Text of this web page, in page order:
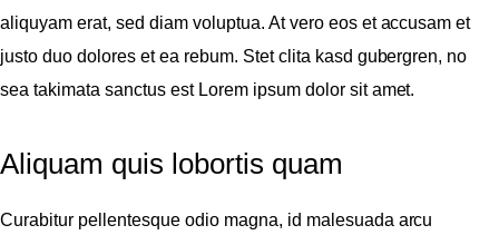
aliquyam erat, sed diam voluptua. At vero eos et accusam et
justo duo dolores et ea rebum. Stet clita kasd gubergren, no
sea takimata sanctus est Lorem ipsum dolor sit amet.
Aliquam quis lobortis quam
Curabitur pellentesque odio magna, id malesuada arcu